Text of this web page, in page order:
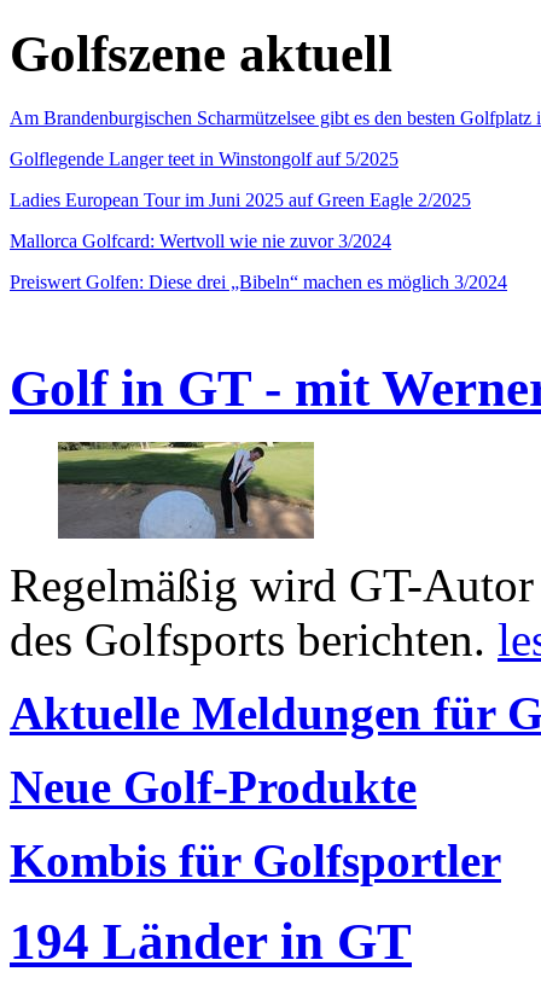
Golfszene aktuell
Am Brandenburgischen Scharmützelsee gibt es den besten
Golflegende Langer teet in Winstongolf auf 5/2025
Ladies European Tour im Juni 2025 auf Green Eagle 2/2025
Mallorca Golfcard: Wertvoll wie nie zuvor 3/2024
Preiswert Golfen: Diese drei „Bibeln“ machen es möglich 3/2024
Golf in GT - mit
Regelmäßig wird GT-
des Golfsports berichten.
Aktuelle Meldungen für
Neue Golf-Produkte
Kombis für Golfsportler
194 Länder in GT